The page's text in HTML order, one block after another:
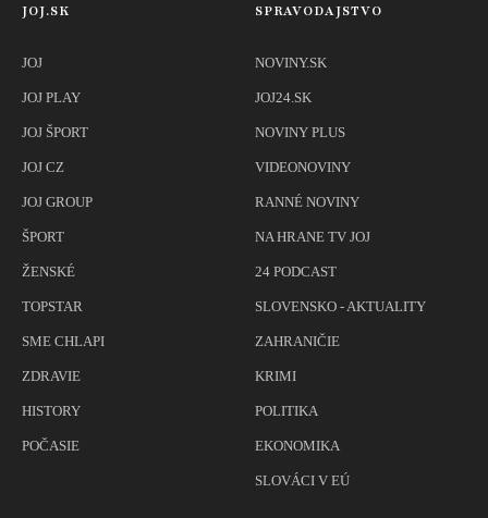
JOJ.SK
JOJ
JOJ PLAY
JOJ ŠPORT
JOJ CZ
JOJ GROUP
ŠPORT
ŽENSKÉ
TOPSTAR
SME CHLAPI
ZDRAVIE
HISTORY
POČASIE
SPRAVODAJSTVO
NOVINY.SK
JOJ24.SK
NOVINY PLUS
VIDEONOVINY
RANNÉ NOVINY
NA HRANE TV JOJ
24 PODCAST
SLOVENSKO - AKTUALITY
ZAHRANIČIE
KRIMI
POLITIKA
EKONOMIKA
SLOVÁCI V EÚ